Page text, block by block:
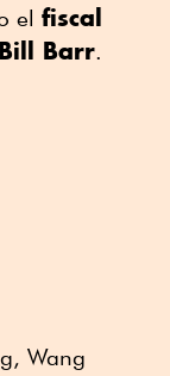
el fiscal
Bill Barr.
Wang